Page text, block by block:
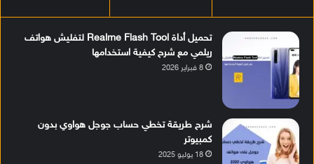
تحميل أداة Realme Flash Tool لتفليش هواتف
ريلمي مع شرح كيفية استخدامها
8 فبراير 2026
شرح طريقة تخطي حساب جوجل هواوي بدون
كمبيوتر
18 يوليو 2025